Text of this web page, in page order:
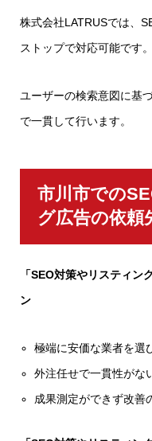
株式会社LATRUSでは、
ストップで対応可能です。
ユーザーの検索意図に基
で一貫して行います。
市川市での
グ広告の依頼
「SEO対策やリスティ
ン
極端に安価な業者を選
外注任せで一貫性がな
成果測定ができず改善